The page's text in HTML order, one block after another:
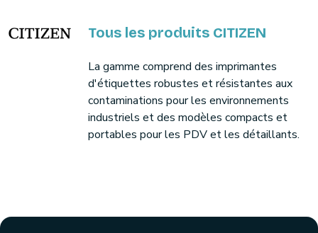
Tous les produits CITIZEN
La gamme comprend des imprimantes
d'étiquettes robustes et résistantes aux
contaminations pour les environnements
industriels et des modèles compacts et
portables pour les PDV et les détaillants.